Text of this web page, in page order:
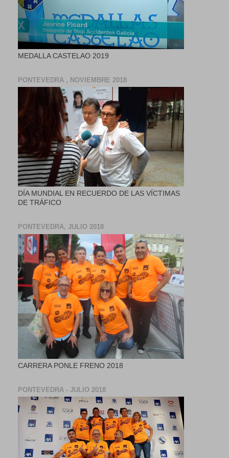
MEDALLA CASTELAO 2019
PONTEVEDRA , NOVIEMBRE 2018
DÍA MUNDIAL EN RECUERDO DE LAS VÍCTIMAS
DE TRÁFICO
PONTEVEDRA, JULIO 2018
CARRERA PONLE FRENO 2018
PONTEVEDRA - JULIO 2018